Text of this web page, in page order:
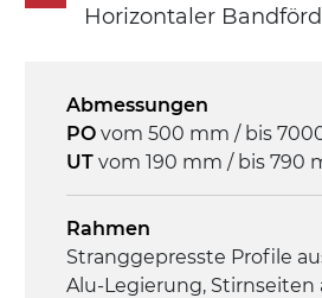
Horizontaler
Abmessungen
PO vom 500 mm / bis
UT vom 190 mm / bis 790
Rahmen
Stranggepresste Profile
Alu-Legierung, Stirnseiten